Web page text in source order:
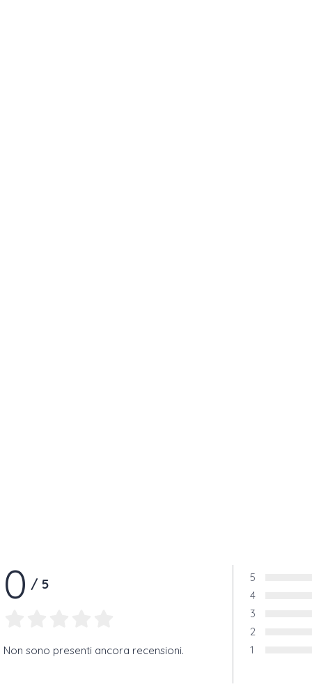
0 / 5
Non sono presenti ancora recensioni.
5
4
3
2
1